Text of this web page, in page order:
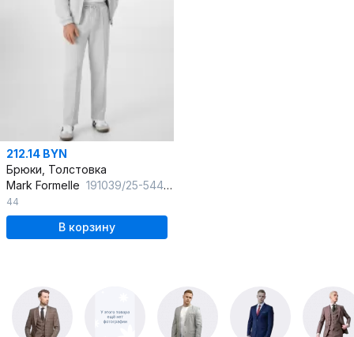
212.14 BYN
Брюки, Толстовка
Mark Formelle 191039/25-5447Ц-26 антарктика
44
В корзину